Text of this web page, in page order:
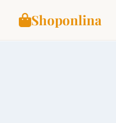
Shoponlina